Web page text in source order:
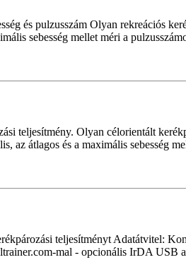
és pulzusszám Olyan rekreációs
sebesség mellet méri a
teljesítmény. Olyan célorientált
az átlagos és a maximális sebesség
teljesítményt Adatátvitel:
mal - opcionális IrDA USB